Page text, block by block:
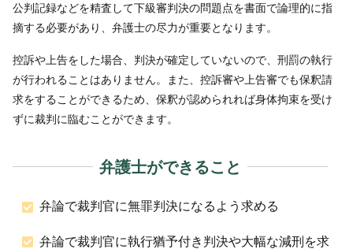
公判記録などを精査して下級審判決の問題点を書面で論理的に指
摘する必要があり、弁護士の尽力が重要となります。
控訴や上告をした場合、判決が確定していないので、刑罰の執行
が行われることはありません。また、控訴審や上告審でも保釈請
求をすることができるため、保釈が認められれば身体拘束を受け
ずに裁判に臨むことができます。
弁護士ができること
弁論で裁判官に無罪判決になるよう求める
弁論で裁判官に執行猶予付き判決や大幅な減刑を求